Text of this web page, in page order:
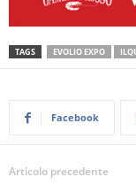
TAGS EVOLIO EXPO
Facebook
Articolo precedente